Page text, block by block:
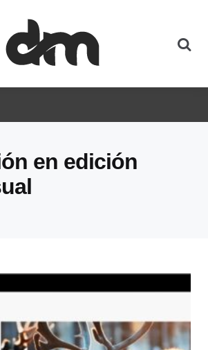
en edición